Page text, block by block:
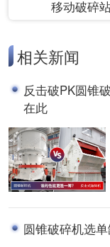
移动破碎
相关新闻
反击破PK圆锥
在此
圆锥破碎机选